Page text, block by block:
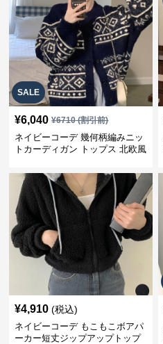
SALE
¥6,040 ¥6710(割引前)
ネイビーコーデ 幾何柄編みニッ
トカーディガン トップス 北欧風
¥4,910 (税込)
ネイビーコーデ もこもこボアパ
ーカー短丈ジップアップトップ